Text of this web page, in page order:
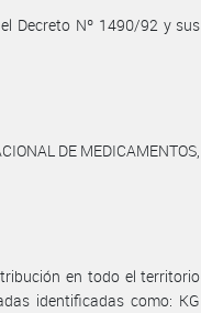
Decreto Nº 1490/92 y sus
DE MEDICAMENTOS,
en todo el territorio
identificadas como: KG